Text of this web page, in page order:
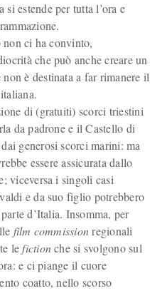
estende per tutta l’ora e
ci ha convinto,
che può anche creare un
non è destinata a far rimanere il
di (gratuiti) scorci triestini
da padrone e il Castello di
generosi scorci marini: ma
essere assicurata dallo
viceversa i singoli casi
e da suo figlio potrebbero
d’Italia. Insomma, per
film commissionregionali
lefictionche si svolgono sul
e ci piange il cuore
coatto, nello scorso